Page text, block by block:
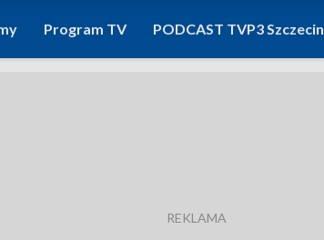
Program TV PODCAST TVP3 Szczecin